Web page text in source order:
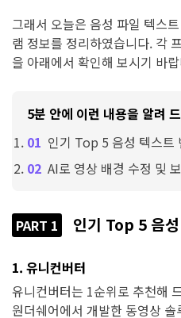
그래서 오늘은 음성 파일 텍스
램 정보를 정리하였습니다. 각
을 아래에서 확인해 보시기 바
5분 안에 이런 내용을 알려
인기 Top 5 음성 텍스트
AI로 영상 배경 수정 및
PART 1 인기 Top 5 음
1. 유니컨버터
유니컨버터는 1순위로 추천해
원더쉐어에서 개발한 동영상